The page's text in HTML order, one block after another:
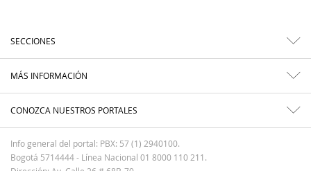
SECCIONES
MÁS INFORMACIÓN
CONOZCA NUESTROS PORTALES
Info general del portal: PBX: 57 (1) 2940100.
Bogotá 5714444 - Línea Nacional 01 8000 110 211.